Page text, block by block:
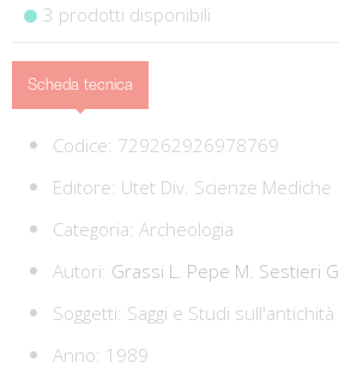
3 prodotti disponibili
Scheda tecnica
Codice: 729262926978769
Editore: Utet Div. Scienze Mediche
Categoria: Archeologia
Autori: Grassi L. Pepe M. Sestieri G.
Soggetti: Saggi e Studi sull'antichità
Anno: 1989